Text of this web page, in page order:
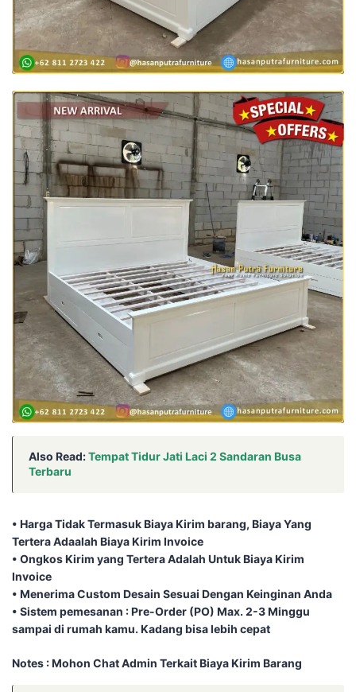
Also Read:Tempat Tidur Jati Laci 2 Sandaran Busa
Terbaru
• Harga Tidak Termasuk Biaya Kirim barang, Biaya Yang
Tertera Adaalah Biaya Kirim Invoice
• Ongkos Kirim yang Tertera Adalah Untuk Biaya Kirim
Invoice
• Menerima Custom Desain Sesuai Dengan Keinginan Anda
• Sistem pemesanan : Pre-Order (PO) Max. 2-3 Minggu
sampai di rumah kamu. Kadang bisa lebih cepat⁣⁣
Notes : Mohon Chat Admin Terkait Biaya Kirim Barang